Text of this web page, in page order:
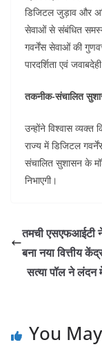
डिजिटल जुड़ाव और
सेवाओं से संबंधित
गवर्नेंस सेवाओं की
पारदर्शिता एवं
तकनीक-संचालित
उन्होंने विश्वास व्यक्त
राज्य में डिजिटल
संचालित सुशासन के
निभाएगी।
तमची एसएफआईटी ने
बना नया वित्तीय
सत्या पॉल ने लंदन
You